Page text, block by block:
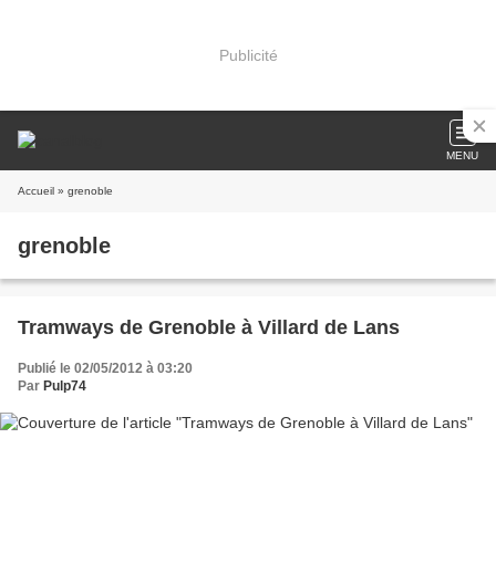
Publicité
MENU
Accueil » grenoble
grenoble
Tramways de Grenoble à Villard de Lans
Publié le 02/05/2012 à 03:20
Par Pulp74